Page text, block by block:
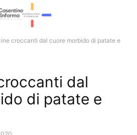
croccanti dal cuore morbido di patate e
dal
di patate e